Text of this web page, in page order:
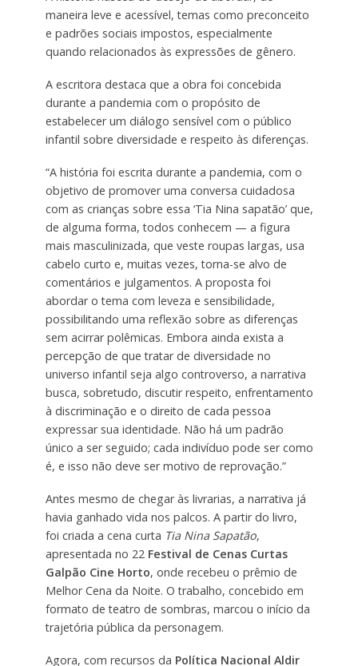
maneira leve e acessível, temas como preconceito
e padrões sociais impostos, especialmente
quando relacionados às expressões de gênero.
A escritora destaca que a obra foi concebida
durante a pandemia com o propósito de
estabelecer um diálogo sensível com o público
infantil sobre diversidade e respeito às diferenças.
“A história foi escrita durante a pandemia, com o
objetivo de promover uma conversa cuidadosa
com as crianças sobre essa ‘Tia Nina sapatão’ que,
de alguma forma, todos conhecem — a figura
mais masculinizada, que veste roupas largas, usa
cabelo curto e, muitas vezes, torna-se alvo de
comentários e julgamentos. A proposta foi
abordar o tema com leveza e sensibilidade,
possibilitando uma reflexão sobre as diferenças
sem acirrar polêmicas. Embora ainda exista a
percepção de que tratar de diversidade no
universo infantil seja algo controverso, a narrativa
busca, sobretudo, discutir respeito, enfrentamento
à discriminação e o direito de cada pessoa
expressar sua identidade. Não há um padrão
único a ser seguido; cada indivíduo pode ser como
é, e isso não deve ser motivo de reprovação.”
Antes mesmo de chegar às livrarias, a narrativa já
havia ganhado vida nos palcos. A partir do livro,
foi criada a cena curta Tia Nina Sapatão,
apresentada no 22 Festival de Cenas Curtas
Galpão Cine Horto, onde recebeu o prêmio de
Melhor Cena da Noite. O trabalho, concebido em
formato de teatro de sombras, marcou o início da
trajetória pública da personagem.
Agora, com recursos da Política Nacional Aldir